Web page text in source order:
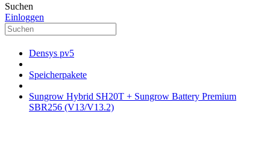
Suchen
Einloggen
Densys pv5
Speicherpakete
Sungrow Hybrid SH20T + Sungrow Battery Premium
SBR256 (V13/V13.2)